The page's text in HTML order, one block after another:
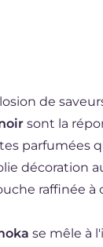
de
sont la
parfumées
décoration
raffinée à
se mêle à